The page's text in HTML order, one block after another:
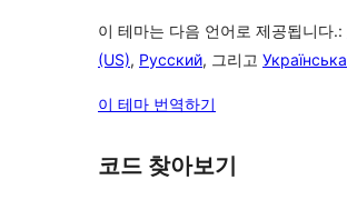
이 테마는 다음 언어로 제공됩니다.:
(US), Русский, 그리고 Українська
이 테마 번역하기
코드 찾아보기